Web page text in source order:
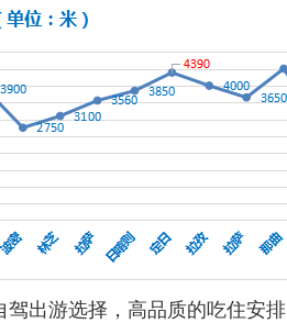
出游选择，高品质的吃住安排